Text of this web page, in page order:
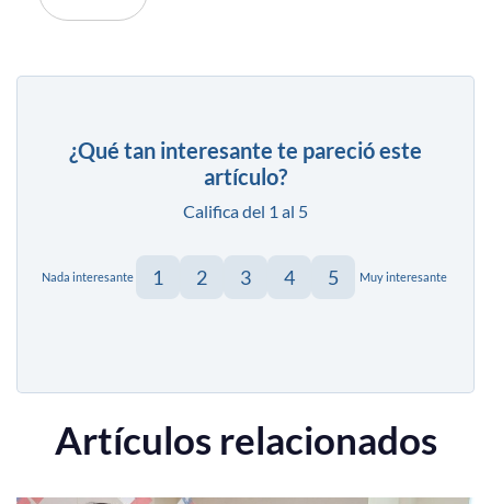
¿Qué tan interesante te pareció este
artículo?
Califica del 1 al 5
Nada interesante 1 2 3 4 5 Muy interesante
Artículos relacionados